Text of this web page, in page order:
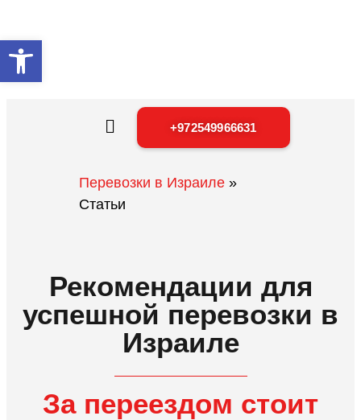
+972549966631
Перевозки в Израиле »
Статьи
Рекомендации для
успешной перевозки в
Израиле
За переездом стоит
Открыть панель инструментов